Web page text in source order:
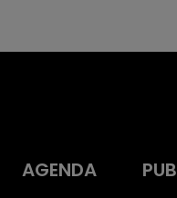
AGENDA PUB